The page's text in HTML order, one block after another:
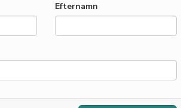
Efternamn